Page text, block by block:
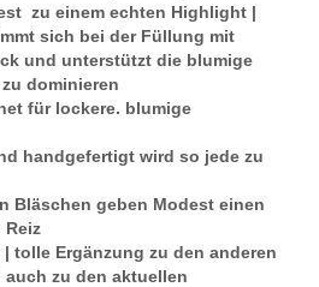
zu einem echten Highlight |
sich bei der Füllung mit
und unterstützt die blumige
dominieren
für lockere. blumige
handgefertigt wird so jede zu
Bläschen geben Modest einen
Reiz
tolle Ergänzung zu den anderen
auch zu den aktuellen